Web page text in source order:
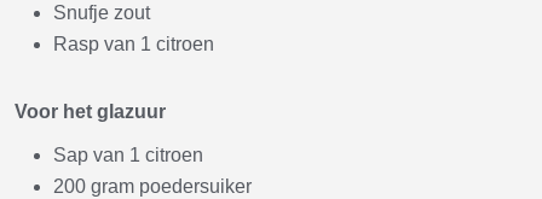
Snufje zout
Rasp van 1 citroen
Voor het glazuur
Sap van 1 citroen
200 gram poedersuiker